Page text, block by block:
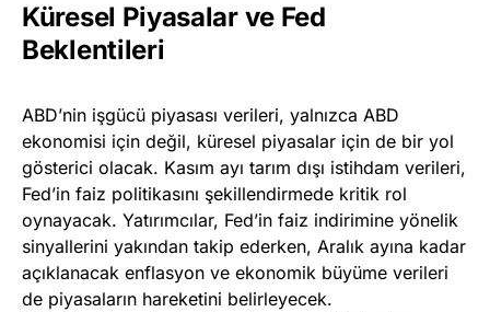
Küresel Piyasalar ve Fed
Beklentileri
ABD’nin işgücü piyasası verileri, yalnızca ABD
ekonomisi için değil, küresel piyasalar için de bir yol
gösterici olacak. Kasım ayı tarım dışı istihdam verileri,
Fed’in faiz politikasını şekillendirmede kritik rol
oynayacak. Yatırımcılar, Fed’in faiz indirimine yönelik
sinyallerini yakından takip ederken, Aralık ayına kadar
açıklanacak enflasyon ve ekonomik büyüme verileri
de piyasaların hareketini belirleyecek.